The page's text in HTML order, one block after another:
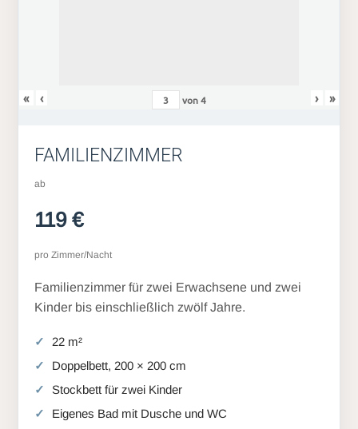
« ‹ von4 › »
FAMILIENZIMMER
ab
119 €
pro Zimmer/Nacht
Familienzimmer für zwei Erwachsene und zwei
Kinder bis einschließlich zwölf Jahre.
22 m²
Doppelbett, 200 × 200 cm
Stockbett für zwei Kinder
Eigenes Bad mit Dusche und WC